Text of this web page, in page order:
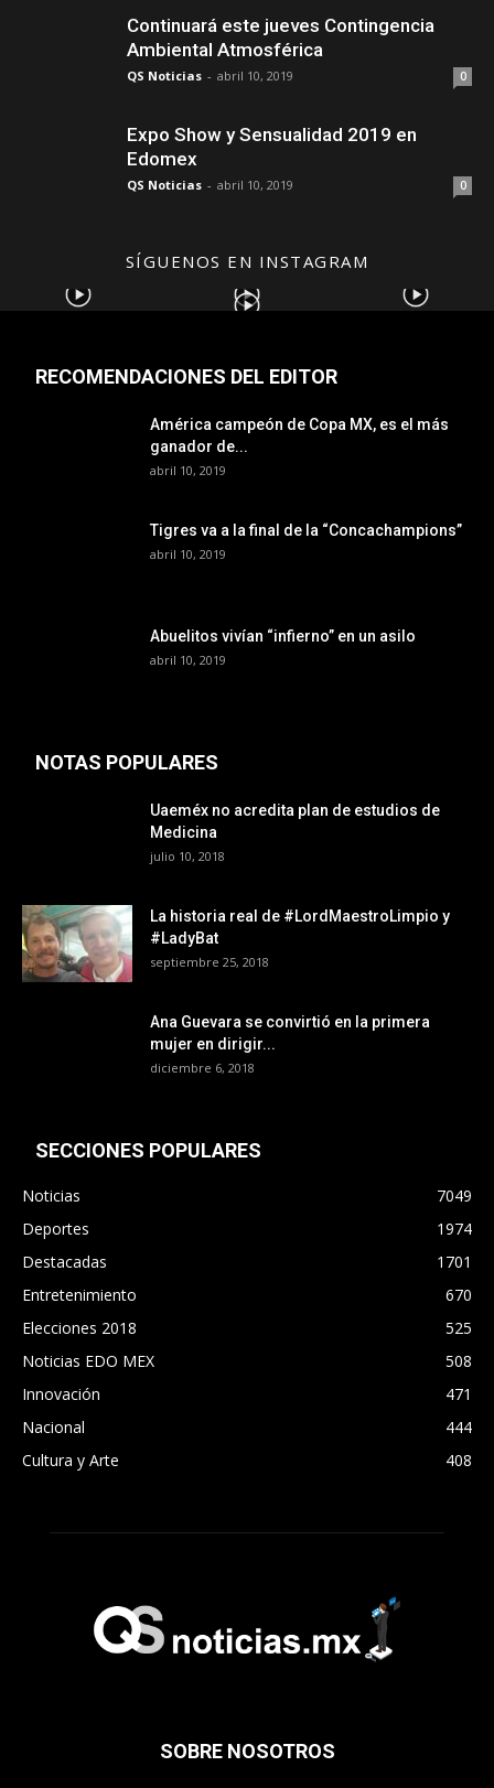
Continuará este jueves Contingencia
Ambiental Atmosférica
QS Noticias - abril 10, 2019 0
Expo Show y Sensualidad 2019 en
Edomex
QS Noticias - abril 10, 2019 0
SÍGUENOS EN INSTAGRAM
RECOMENDACIONES DEL EDITOR
América campeón de Copa MX, es el más
ganador de...
abril 10, 2019
Tigres va a la final de la “Concachampions”
abril 10, 2019
Abuelitos vivían “infierno” en un asilo
abril 10, 2019
NOTAS POPULARES
Uaeméx no acredita plan de estudios de
Medicina
julio 10, 2018
La historia real de #LordMaestroLimpio y
#LadyBat
septiembre 25, 2018
Ana Guevara se convirtió en la primera
mujer en dirigir...
diciembre 6, 2018
SECCIONES POPULARES
Noticias
7049
Deportes
1974
Destacadas
1701
Entretenimiento
670
Elecciones 2018
525
Noticias EDO MEX
508
Innovación
471
Nacional
444
Cultura y Arte
408
SOBRE NOSOTROS